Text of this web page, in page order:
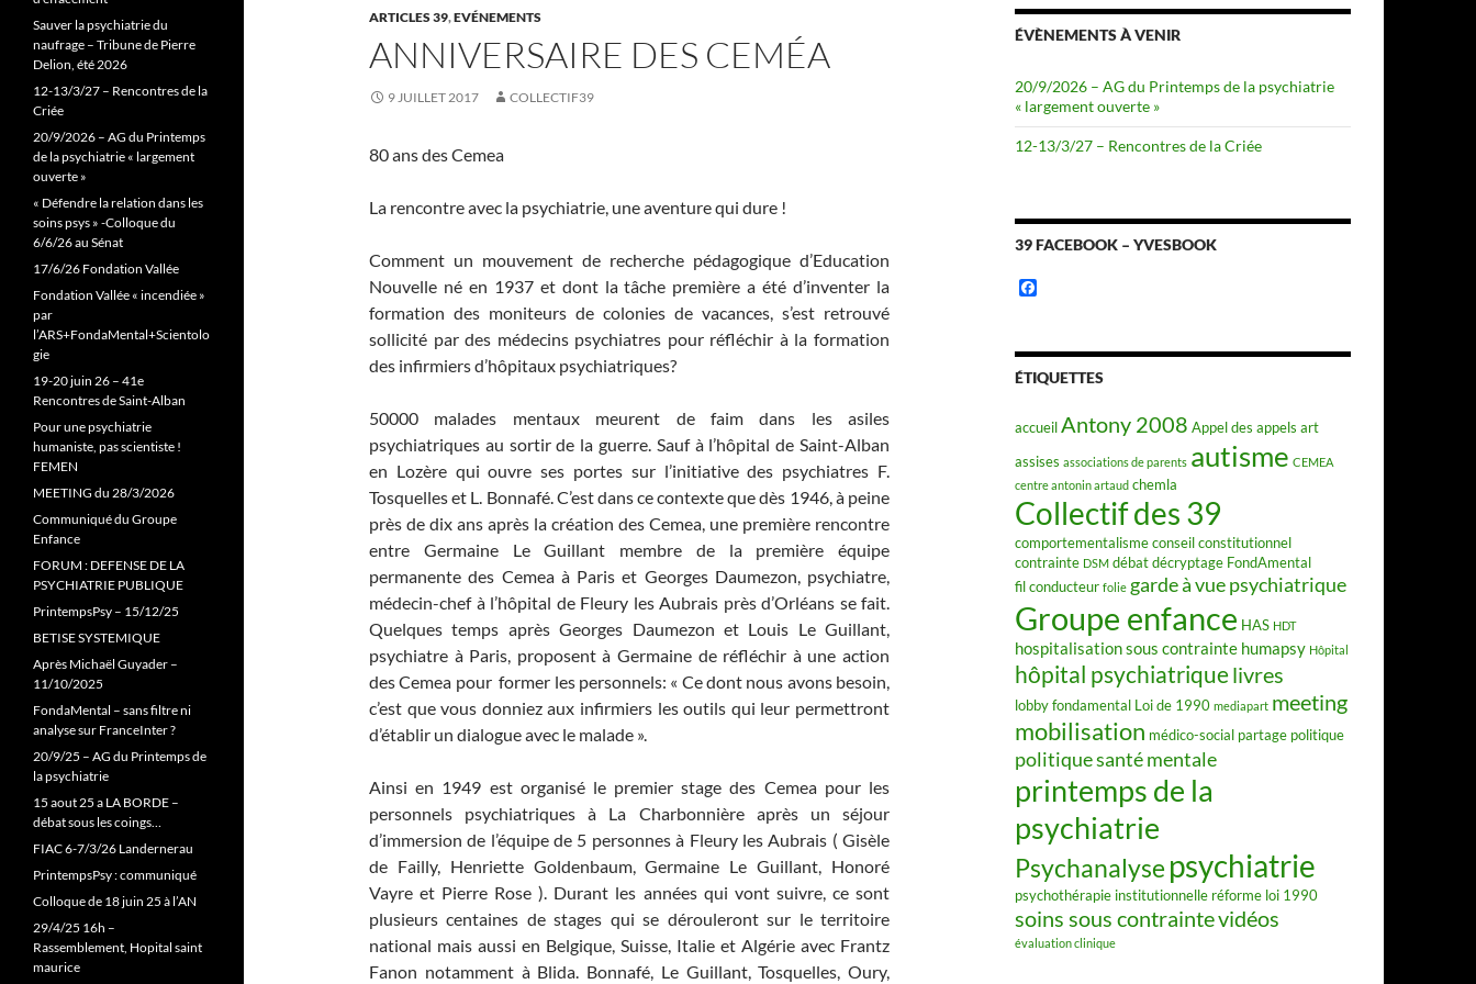
ARTICLES 39,EVÉNEMENTS
ANNIVERSAIRE DES CEMÉA
9 JUILLET 2017 COLLECTIF39
80 ans des Cemea
La rencontre avec la psychiatrie, une aventure qui dure !
Comment un mouvement de recherche pédagogique d’Education
Nouvelle né en 1937 et dont la tâche première a été d’inventer la
formation des moniteurs de colonies de vacances, s’est retrouvé
sollicité par des médecins psychiatres pour réfléchir à la formation
des infirmiers d’hôpitaux psychiatriques?
50000 malades mentaux meurent de faim dans les asiles
psychiatriques au sortir de la guerre. Sauf à l’hôpital de Saint-Alban
en Lozère qui ouvre ses portes sur l’initiative des psychiatres F.
Tosquelles et L. Bonnafé. C’est dans ce contexte que dès 1946, à peine
près de dix ans après la création des Cemea, une première rencontre
entre Germaine Le Guillant membre de la première équipe
permanente des Cemea à Paris et Georges Daumezon, psychiatre,
médecin-chef à l’hôpital de Fleury les Aubrais près d’Orléans se fait.
Quelques temps après Georges Daumezon et Louis Le Guillant,
psychiatre à Paris, proposent à Germaine de réfléchir à une action
des Cemea pour former les personnels: « Ce dont nous avons besoin,
c’est que vous donniez aux infirmiers les outils qui leur permettront
d’établir un dialogue avec le malade ».
Ainsi en 1949 est organisé le premier stage des Cemea pour les
personnels psychiatriques à La Charbonnière après un séjour
d’immersion de l’équipe de 5 personnes à Fleury les Aubrais ( Gisèle
de Failly, Henriette Goldenbaum, Germaine Le Guillant, Honoré
Vayre et Pierre Rose ). Durant les années qui vont suivre, ce sont
plusieurs centaines de stages qui se dérouleront sur le territoire
national mais aussi en Belgique, Suisse, Italie et Algérie avec Frantz
Fanon notamment à Blida. Bonnafé, Le Guillant, Tosquelles, Oury,
ÉVÈNEMENTS À VENIR
20/9/2026 – AG du Printemps de la psychiatrie
« largement ouverte »
12-13/3/27 – Rencontres de la Criée
39 FACEBOOK – YVESBOOK
b
o
ÉTIQUETTES
accueilAntony 2008 Appel des appels art
assises associations de parents autisme CEMEA
centre antonin artaud chemla
Collectif des 39
comportementalismeconseil constitutionnel
contrainte DSM débatdécryptage FondAmental
fil conducteur folie garde à vue psychiatrique
Groupe enfance HAS HDT
hospitalisation sous contrainte humapsy Hôpital
hôpital psychiatriquelivres
lobby fondamental Loi de 1990 mediapart meeting
mobilisation médico-social partage politique
politique santé mentale
printemps de la
psychiatrie
Psychanalyse psychiatrie
psychothérapie institutionnelle réforme loi 1990
soins sous contraintevidéos
évaluation clinique
Sauver la psychiatrie du
naufrage – Tribune de Pierre
Delion, été 2026
12-13/3/27 – Rencontres de la
Criée
20/9/2026 – AG du Printemps
de la psychiatrie « largement
ouverte »
« Défendre la relation dans les
soins psys » -Colloque du
6/6/26 au Sénat
17/6/26 Fondation Vallée
Fondation Vallée « incendiée »
par
l’ARS+FondaMental+Scientolo
gie
19-20 juin 26 – 41e
Rencontres de Saint-Alban
Pour une psychiatrie
humaniste, pas scientiste !
FEMEN
MEETING du 28/3/2026
Communiqué du Groupe
Enfance
FORUM : DEFENSE DE LA
PSYCHIATRIE PUBLIQUE
PrintempsPsy – 15/12/25
BETISE SYSTEMIQUE
Après Michaël Guyader –
11/10/2025
FondaMental – sans filtre ni
analyse sur FranceInter ?
20/9/25 – AG du Printemps de
la psychiatrie
15 aout 25 a LA BORDE –
débat sous les coings…
FIAC 6-7/3/26 Landernerau
PrintempsPsy : communiqué
Colloque de 18 juin 25 à l’AN
29/4/25 16h –
Rassemblement, Hopital saint
maurice